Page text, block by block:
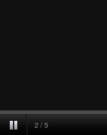
2 / 5